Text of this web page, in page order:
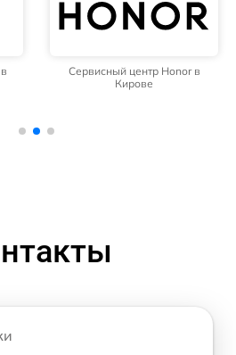
Сервисный центр Honor в
Кирове